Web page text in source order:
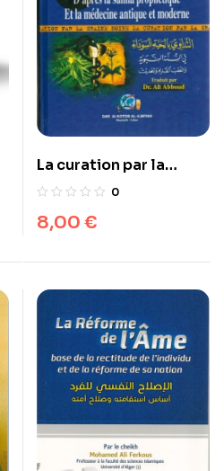
La curation par la
graine noire – التداوي
النبوي
0
8,00 €